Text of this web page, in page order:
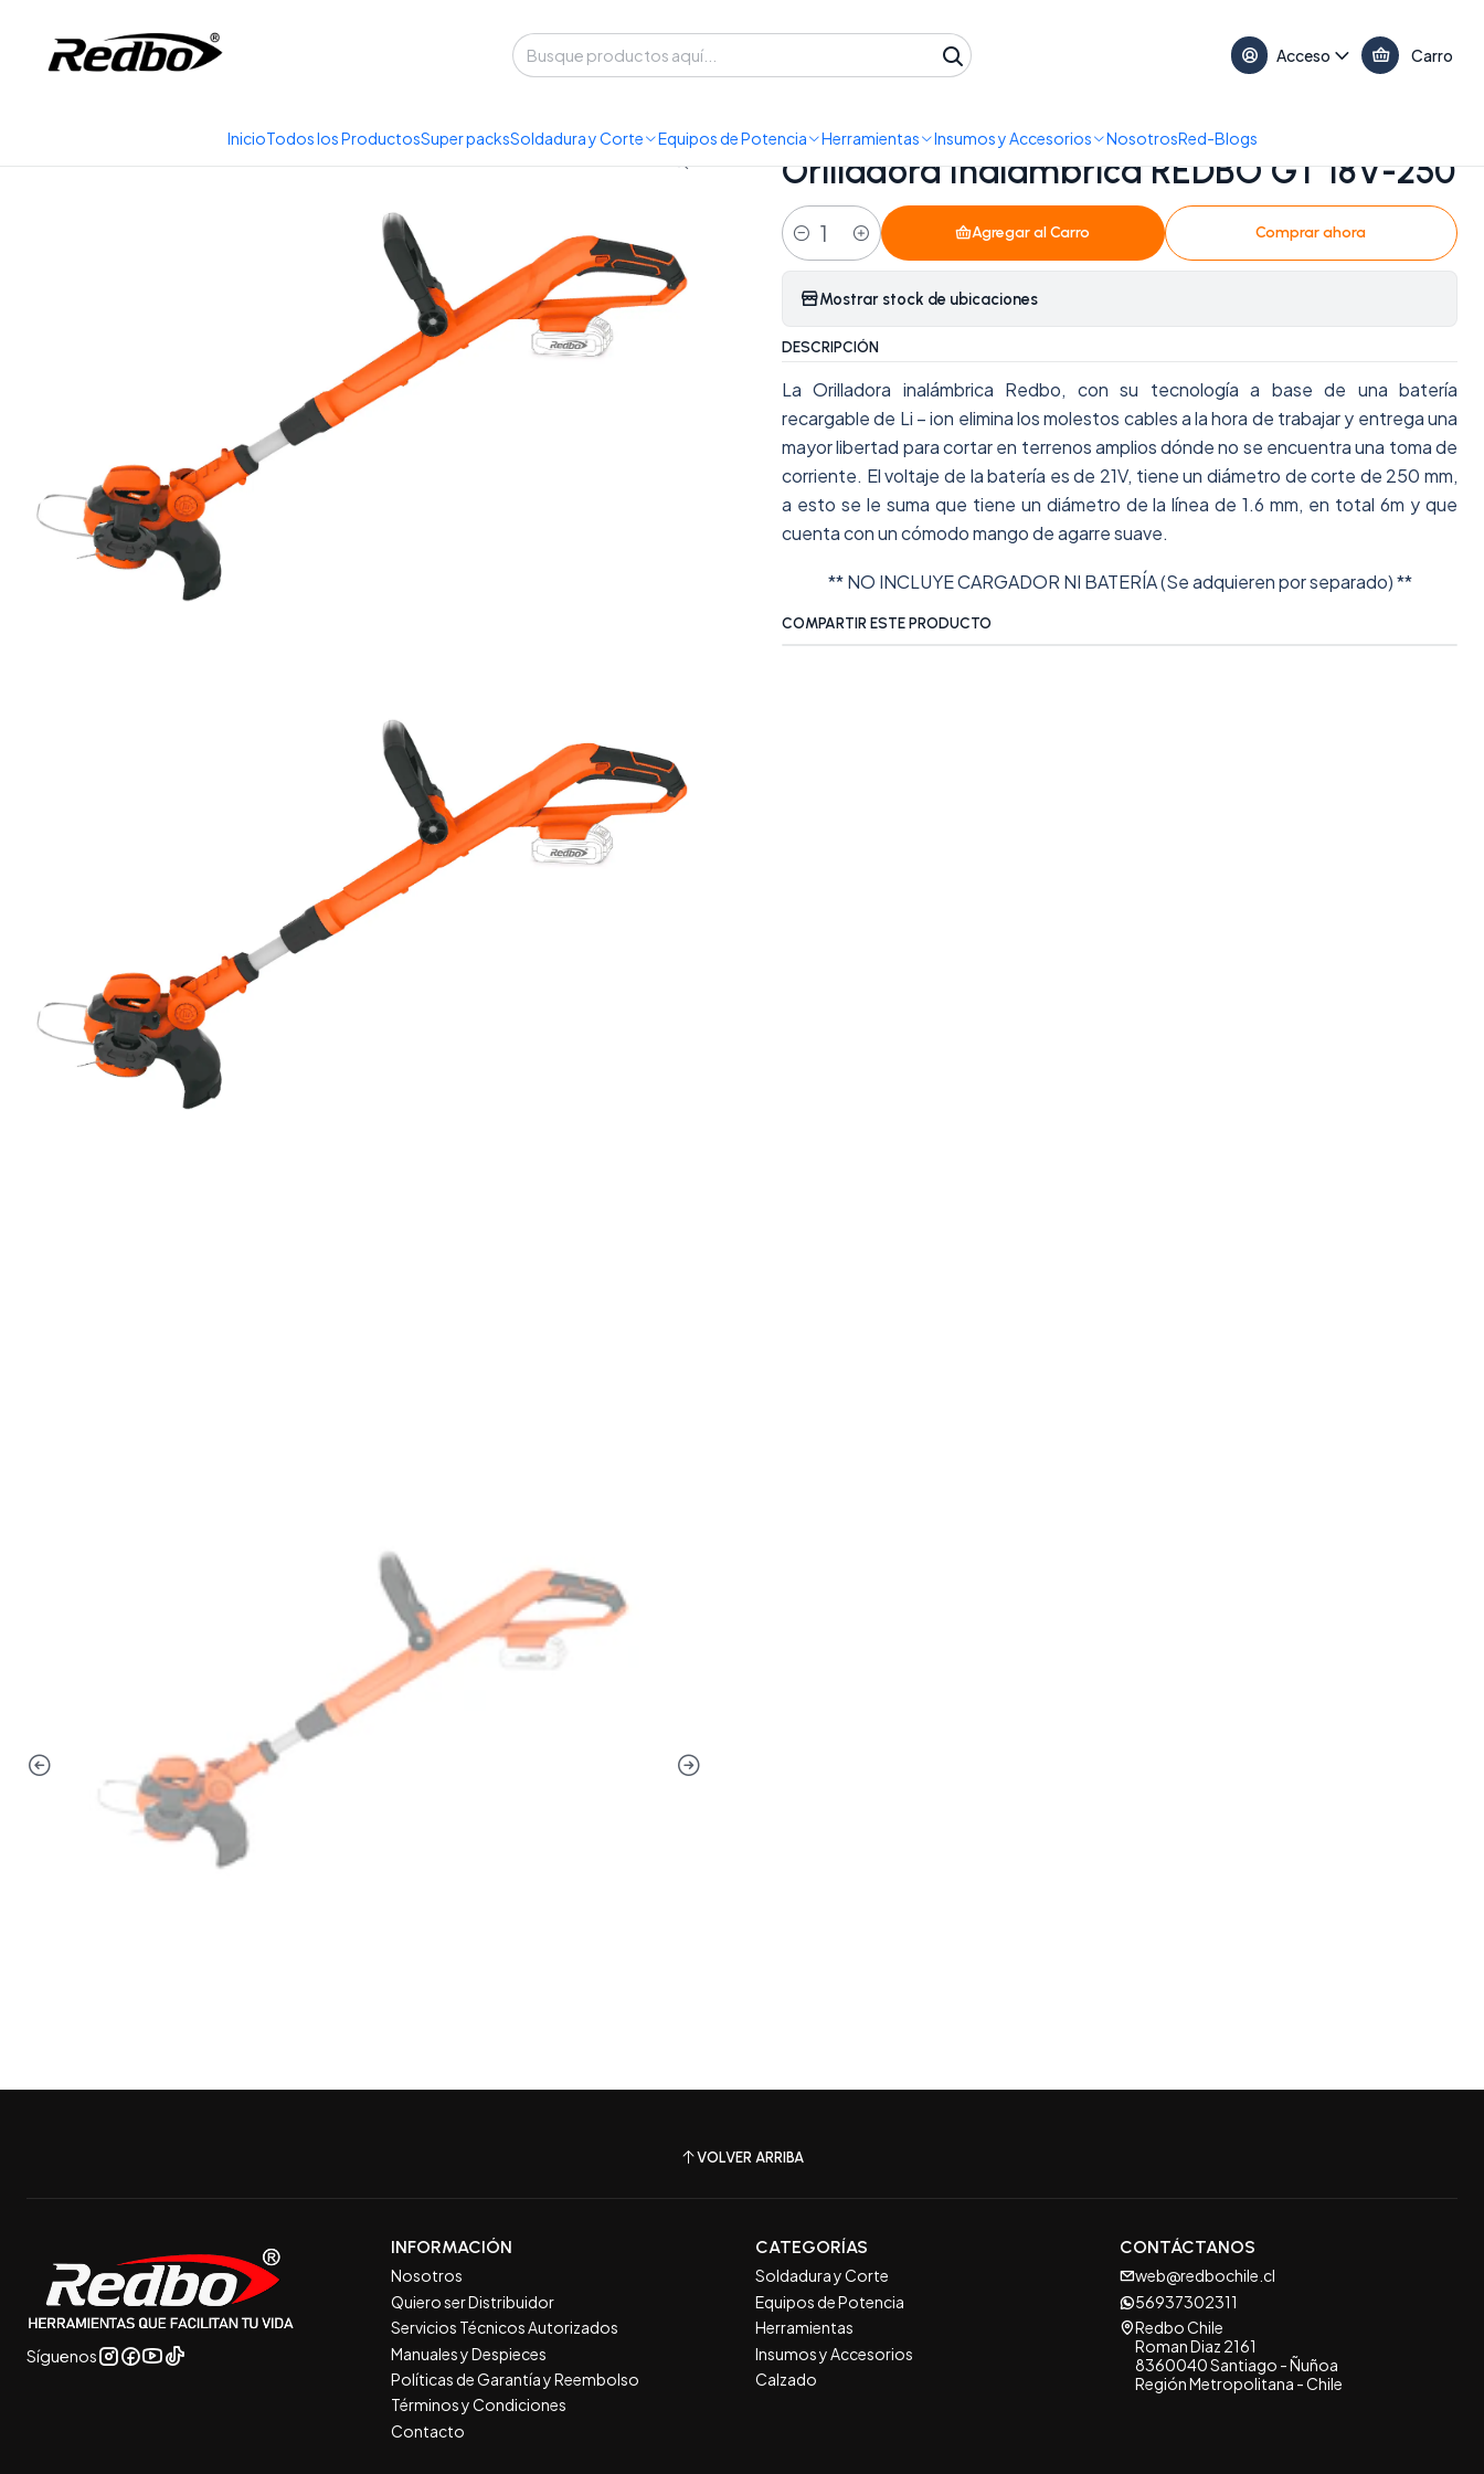
Acceso Carro
InicioTodos los ProductosSuper packsSoldadura y Corte Equipos de Potencia Herramientas Insumos y Accesorios NosotrosRed-Blogs
Inicio Orilladora Inalámbrica REDBO GT 18V-250
|
Orilladora Inalámbrica REDBO GT 18V-250
Cantidad
Agregar al Carro Comprar ahora
Mostrar stock de ubicaciones
DESCRIPCIÓN
La Orilladora inalámbrica Redbo, con su tecnología a base de una batería
recargable de Li – ion elimina los molestos cables a la hora de trabajar y entrega una
mayor libertad para cortar en terrenos amplios dónde no se encuentra una toma de
corriente. El voltaje de la batería es de 21V, tiene un diámetro de corte de 250 mm,
a esto se le suma que tiene un diámetro de la línea de 1.6 mm, en total 6m y que
cuenta con un cómodo mango de agarre suave.
** NO INCLUYE CARGADOR NI BATERÍA (Se adquieren por separado) **
COMPARTIR ESTE PRODUCTO
VOLVER ARRIBA
Síguenos
INFORMACIÓN
Nosotros
Quiero ser Distribuidor
Servicios Técnicos Autorizados
Manuales y Despieces
Políticas de Garantía y Reembolso
Términos y Condiciones
Contacto
CATEGORÍAS
Soldadura y Corte
Equipos de Potencia
Herramientas
Insumos y Accesorios
Calzado
CONTÁCTANOS
web@redbochile.cl
56937302311
Redbo Chile
Roman Diaz 2161
8360040 Santiago - Ñuñoa
Región Metropolitana - Chile